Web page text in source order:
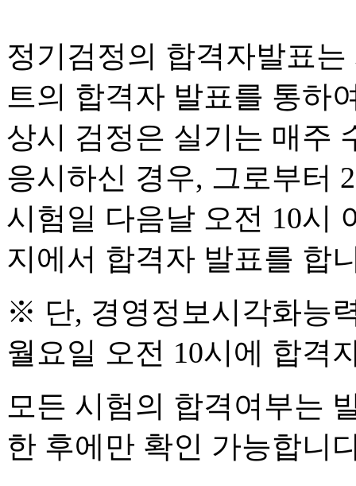
정기검정의 합격자발표
트의 합격자 발표를 통하
상시 검정은 실기는 매주
응시하신 경우, 그로부터
시험일 다음날 오전 10시
지에서 합격자 발표를 합
※ 단, 경영정보시각화능
월요일 오전 10시에 합격
모든 시험의 합격여부는
한 후에만 확인 가능합니